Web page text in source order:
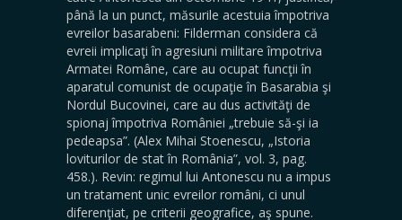
până la un punct, măsurile acestuia împotriva
evreilor basarabeni: Filderman considera că
evreii implicaţi în agresiuni mili­tare împotriva
Armatei Române, care au ocupat funcţii în
aparatul comunist de ocupaţie în Basarabia şi
Nordul Bucovinei, care au dus activităţi de
spionaj împotriva României „trebuie să-şi ia
pedeapsa”. (Alex Mihai Stoenescu, „Istoria
loviturilor de stat în România”, vol. 3, pag.
458.). Revin: regimul lui Antonescu nu a impus
un tratament unic evreilor români, ci unul
diferenţiat, pe criterii geografice, aş spune.